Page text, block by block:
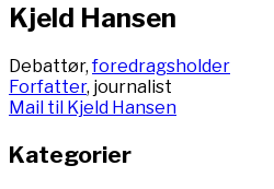
Kjeld Hansen
Debattør,foredragsholder
Forfatter, journalist
Mail til Kjeld Hansen
Kategorier